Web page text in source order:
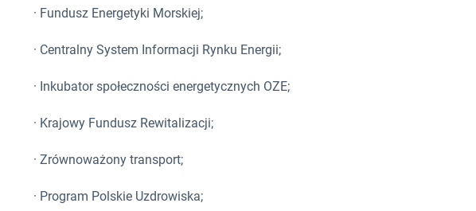
· Fundusz Energetyki Morskiej;
· Centralny System Informacji Rynku Energii;
· Inkubator społeczności energetycznych OZE;
· Krajowy Fundusz Rewitalizacji;
· Zrównoważony transport;
· Program Polskie Uzdrowiska;